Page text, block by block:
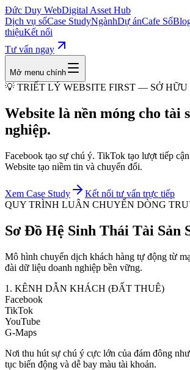
Đức Duy WebDigital Asset Hub
Dịch vụ sốCase StudyNgànhDự ánCafe Số
thiệuKết nối
Tư vấn ngay
Mở menu chính
💡 TRIẾT LÝ WEBSITE FIRST — SỞ HỮU
Website là nền móng cho tài
nghiệp.
Facebook tạo sự chú ý. TikTok tạo lượt tiếp cận
Website tạo niềm tin và chuyển đổi.
Xem Case Study
Kết nối tư vấn trực tiếp
QUY TRÌNH LUÂN CHUYỂN DÒNG
Sơ Đồ Hệ Sinh Thái Tài Sản
Mô hình chuyển dịch khách hàng tự động từ
đài dữ liệu doanh nghiệp bền vững.
1. KÊNH DẪN KHÁCH (ĐẤT THUÊ)
Facebook
TikTok
YouTube
G-Maps
Nơi thu hút sự chú ý cực lớn của đám đông
tục biến động và dễ bay màu tài khoản.